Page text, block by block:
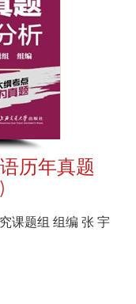
历年真题
课题组 组编 张 宇